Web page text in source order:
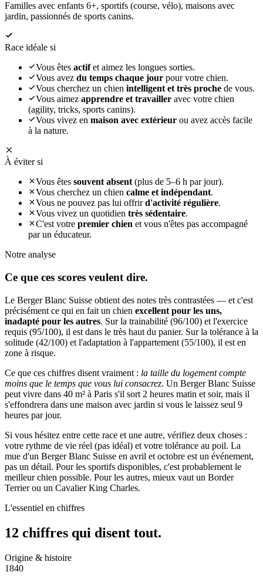
Familles avec enfants 6+, sportifs (course, vélo), maisons avec
jardin, passionnés de sports canins.
Race idéale si
Vous êtes actifet aimez les longues sorties.
Vous avez du temps chaque jour pour votre chien.
Vous cherchez un chien intelligent et très proche de vous.
Vous aimez apprendre et travailler avec votre chien
(agility, tricks, sports canins).
Vous vivez en maison avec extérieur ou avez accès facile
à la nature.
À éviter si
Vous êtes souvent absent(plus de 5–6 h par jour).
Vous cherchez un chien calme et indépendant.
Vous ne pouvez pas lui offrird'activité régulière.
Vous vivez un quotidien très sédentaire.
C'est votre premier chien et vous n'êtes pas accompagné
par un éducateur.
Notre analyse
Ce que ces scores veulent dire.
Le Berger Blanc Suisse obtient des notes très contrastées — et c'est
précisément ce qui en fait un chien excellent pour les uns,
inadapté pour les autres. Sur la trainabilité (96/100) et l'exercice
requis (95/100), il est dans le très haut du panier. Sur la tolérance à la
solitude (42/100) et l'adaptation à l'appartement (55/100), il est en
zone à risque.
Ce que ces chiffres disent vraiment : la taille du logement compte
moins que le temps que vous lui consacrez. Un Berger Blanc Suisse
peut vivre dans 40 m² à Paris s'il sort 2 heures matin et soir, mais il
s'effondrera dans une maison avec jardin si vous le laissez seul 9
heures par jour.
Si vous hésitez entre cette race et une autre, vérifiez deux choses :
votre rythme de vie réel (pas idéal) et votre tolérance au poil. La
mue d'un Berger Blanc Suisse en avril et octobre est un événement,
pas un détail. Pour les sportifs disponibles, c'est probablement le
meilleur chien possible. Pour les autres, mieux vaut un Border
Terrier ou un Cavalier King Charles.
L'essentiel en chiffres
12 chiffres qui disent tout.
Origine & histoire
1840